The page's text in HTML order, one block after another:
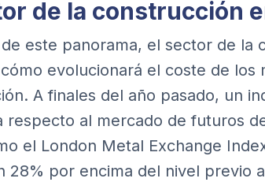
de la construcción
este panorama, el sector de la
evolucionará el coste de los
A finales del año pasado, un
respecto al mercado de futuros
el London Metal Exchange
28% por encima del nivel previo